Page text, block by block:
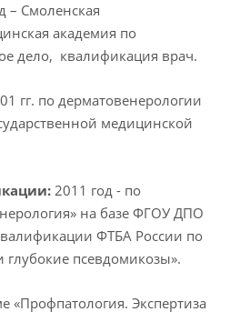
– Смоленская
академия по
дело, квалификация врач.
гг. по дерматовенерологии
медицинской
2011 год - по
на базе ФГОУ ДПО
ФТБА России по
псевдомикозы».
«Профпатология. Экспертиза